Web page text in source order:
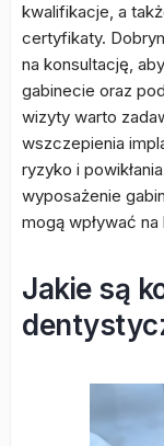
kwalifikacje, a
certyfikaty.
na konsultację,
gabinecie oraz
wizyty warto
wszczepienia
ryzyko i
wyposażenie
mogą wpływać
Jakie są